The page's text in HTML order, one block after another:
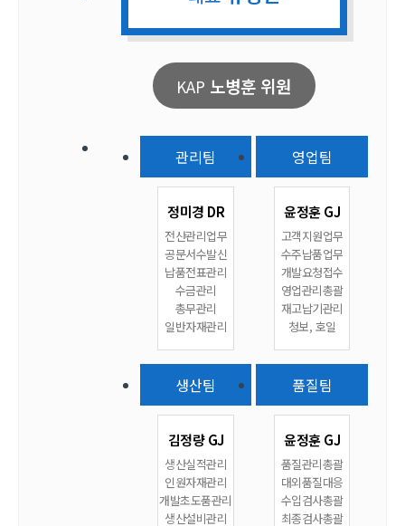
KAP 노병훈 위원
관리팀
정미경 DR
전산관리업무
공문서수발신
납품전표관리
수금관리
총무관리
일반자재관리
영업팀
윤정훈 GJ
고객지원업무
수주납품업무
개발요청접수
영업관리총괄
재고납기관리
청보, 호일
생산팀
김정량 GJ
생산실적관리
인원자재관리
개발초도품관리
생산설비관리
품질팀
윤정훈 GJ
품질관리총괄
대외품질대응
수입검사총괄
최종검사총괄